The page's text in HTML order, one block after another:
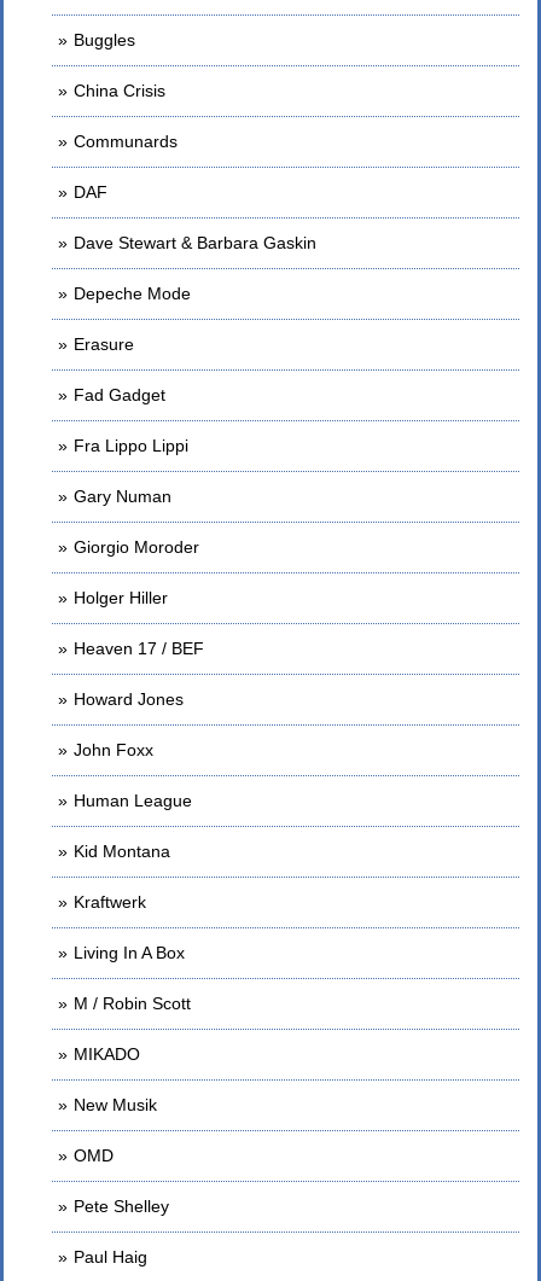
Buggles
China Crisis
Communards
DAF
Dave Stewart & Barbara Gaskin
Depeche Mode
Erasure
Fad Gadget
Fra Lippo Lippi
Gary Numan
Giorgio Moroder
Holger Hiller
Heaven 17 / BEF
Howard Jones
John Foxx
Human League
Kid Montana
Kraftwerk
Living In A Box
M / Robin Scott
MIKADO
New Musik
OMD
Pete Shelley
Paul Haig